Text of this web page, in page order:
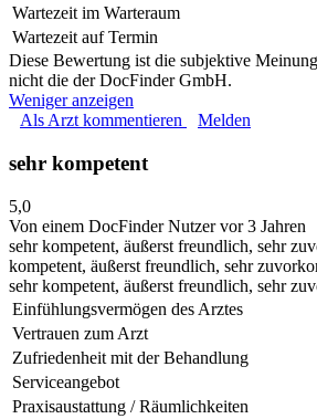
Wartezeit im Warteraum
Wartezeit auf Termin
Diese Bewertung ist die subjektive
nicht die der DocFinder GmbH.
Weniger anzeigen
Als Arzt kommentieren
Melden
sehr kompetent
5,0
Von einem DocFinder Nutzervor 3 Jahren
sehr kompetent, äußerst freundlich, sehr
kompetent, äußerst freundlich, sehr
sehr kompetent, äußerst freundlich, sehr
Einfühlungsvermögen des Arztes
Vertrauen zum Arzt
Zufriedenheit mit der Behandlung
Serviceangebot
Praxisaustattung / Räumlichkeiten